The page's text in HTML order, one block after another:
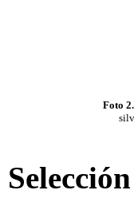
Foto 2.